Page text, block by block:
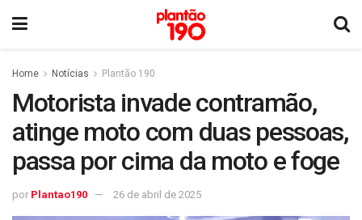
Home Notícias Plantão 190
Motorista invade contramão,
atinge moto com duas pessoas,
passa por cima da moto e foge
por Plantao190 26 de abril de 2025